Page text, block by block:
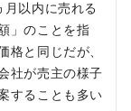
月以内に売れる
」のことを指
格と同じだが、
社が売主の様子
することも多い